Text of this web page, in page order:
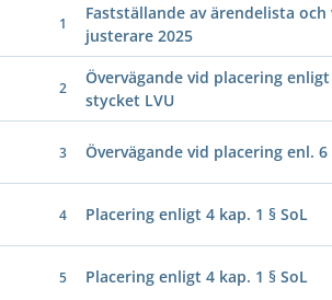
1
Fastställande av ärendelista och
justerare 2025
2
Övervägande vid placering
stycket LVU
3 Övervägande vid placering enl. 6
4 Placering enligt 4 kap. 1 § SoL
5 Placering enligt 4 kap. 1 § SoL